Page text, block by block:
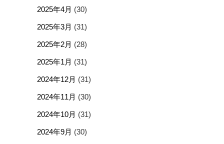
2025年4月 (30)
2025年3月 (31)
2025年2月 (28)
2025年1月 (31)
2024年12月 (31)
2024年11月 (30)
2024年10月 (31)
2024年9月 (30)